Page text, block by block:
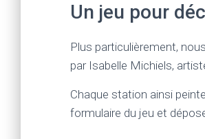
Un jeu pour
Plus particulièrement,
par Isabelle Michiels,
Chaque station ainsi
formulaire du jeu et